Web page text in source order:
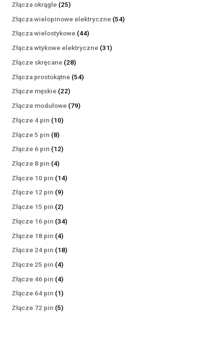
Złącza okrągłe 2525
produktów
Złącza wielopinowe elektryczne 5454
Złącza wielostykowe 4444
produkty
Złącza wtykowe elektryczne 3131
Złącze skręcane 2828
produktów
Złącza prostokątne 5454
Złącze męskie 2222
produkty
Złącze modułowe 7979
Złącze 4 pin 1010
Złącze 5 pin 88
produktów
Złącze 6 pin 1212
Złącze 8 pin 44
produkty
Złącze 10 pin 1414
Złącze 12 pin 99
produktów
Złącze 15 pin 22
produkty
Złącze 16 pin 3434
Złącze 18 pin 44
produkty
Złącze 24 pin 1818
Złącze 25 pin 44
produkty
Złącze 46 pin 44
produkty
Złącze 64 pin 11
produkt
Złącze 72 pin 55